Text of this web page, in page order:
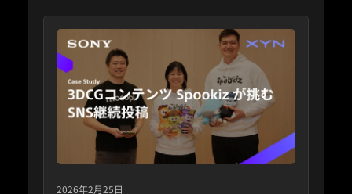
2026年2月25日